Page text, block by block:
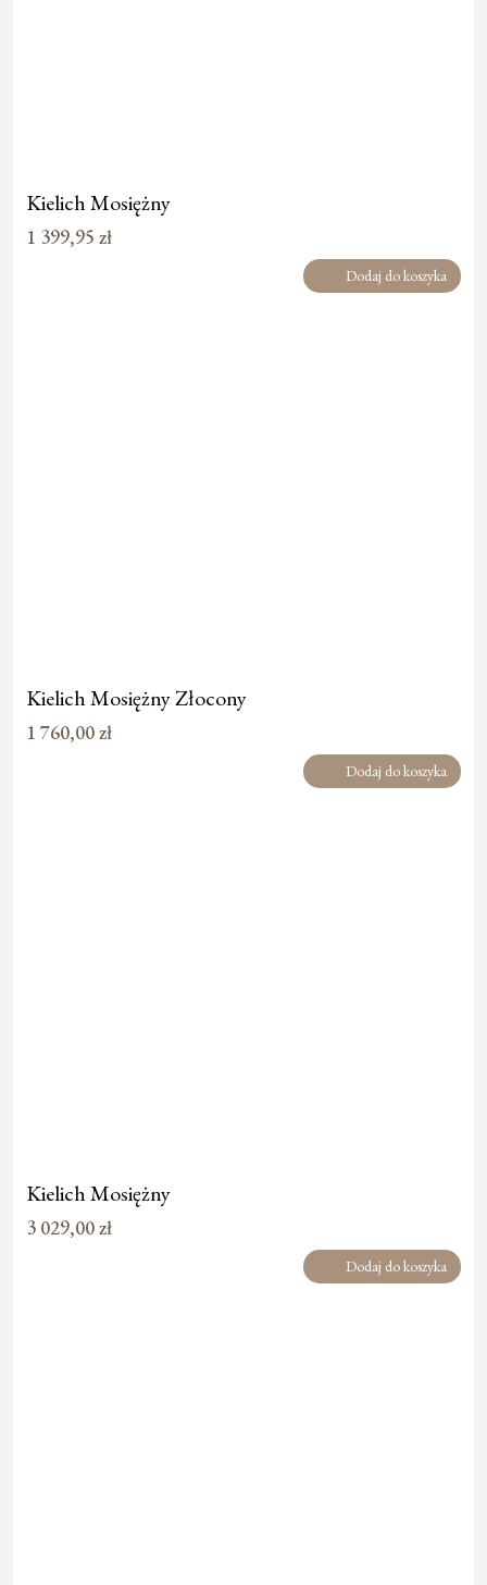
Kielich Mosiężny
1 399,95 zł
Dodaj do koszyka
Kielich Mosiężny Złocony
1 760,00zł
Dodaj do koszyka
Kielich Mosiężny
3 029,00zł
Dodaj do koszyka